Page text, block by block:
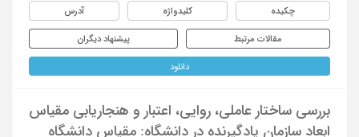
چکیده کلیدواژه آدرس
مقالات مرتبط پیشنهاد دیگران
دانلود
بررسی ساختار عاملی، روایی، اعتبار و هنجاریابی مقیاس
ابعاد سازمان یادگیرنده در دانشگاه: مقیاس دانشگاه